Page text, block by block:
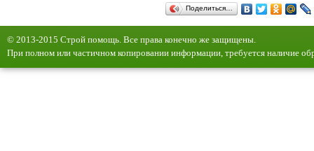
Поделиться…
© 2013-2015 Строй помощь. Все права конечно же защищены.
При полном или частичном копировании информации, требуется наличие